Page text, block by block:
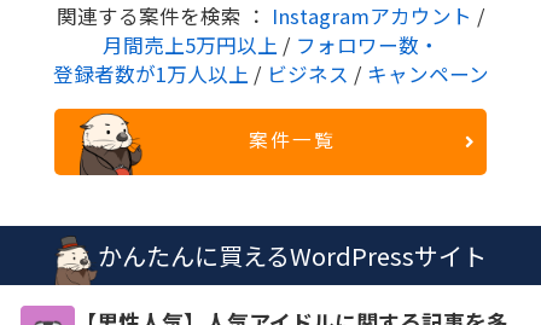
関連する案件を検索 ： Instagramアカウント /
月間売上5万円以上 / フォロワー数・
登録者数が1万人以上 / ビジネス / キャンペーン
案件一覧
かんたんに買えるWordPressサイト